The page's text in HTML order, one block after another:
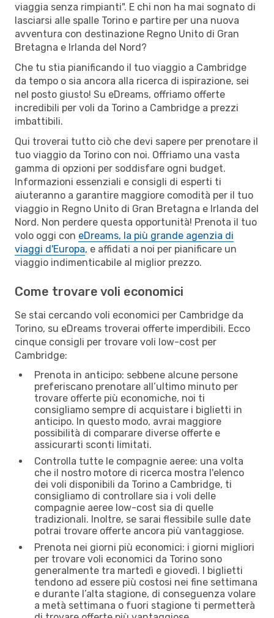
viaggia senza rimpianti". E chi non ha mai sognato di
lasciarsi alle spalle Torino e partire per una nuova
avventura con destinazione Regno Unito di Gran
Bretagna e Irlanda del Nord?
Che tu stia pianificando il tuo viaggio a Cambridge
da tempo o sia ancora alla ricerca di ispirazione, sei
nel posto giusto! Su eDreams, offriamo offerte
incredibili per voli da Torino a Cambridge a prezzi
imbattibili.
Qui troverai tutto ciò che devi sapere per prenotare il
tuo viaggio da Torino con noi. Offriamo una vasta
gamma di opzioni per soddisfare ogni budget.
Informazioni essenziali e consigli di esperti ti
aiuteranno a garantire maggiore comodità per il tuo
viaggio in Regno Unito di Gran Bretagna e Irlanda del
Nord. Non perdere questa opportunità! Prenota il tuo
volo oggi con eDreams, la più grande agenzia di
viaggi d'Europa, e affidati a noi per pianificare un
viaggio indimenticabile al miglior prezzo.
Come trovare voli economici
Se stai cercando voli economici per Cambridge da
Torino, su eDreams troverai offerte imperdibili. Ecco
cinque consigli per trovare voli low-cost per
Cambridge:
Prenota in anticipo: sebbene alcune persone
preferiscano prenotare all’ultimo minuto per
trovare offerte più economiche, noi ti
consigliamo sempre di acquistare i biglietti in
anticipo. In questo modo, avrai maggiore
possibilità di comparare diverse offerte e
assicurarti sconti limitati.
Controlla tutte le compagnie aeree: una volta
che il nostro motore di ricerca mostra l'elenco
dei voli disponibili da Torino a Cambridge, ti
consigliamo di controllare sia i voli delle
compagnie aeree low-cost sia di quelle
tradizionali. Inoltre, se sarai flessibile sulle date
potrai trovare offerte ancora più vantaggiose.
Prenota nei giorni più economici: i giorni migliori
per trovare voli economici da Torino sono
generalmente tra martedì e giovedì. I biglietti
tendono ad essere più costosi nei fine settimana
e durante l’alta stagione, di conseguenza volare
a metà settimana o fuori stagione ti permetterà